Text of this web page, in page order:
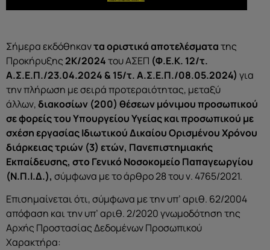
Σήμερα εκδόθηκαντα οριστικά αποτελέσματατης
Προκήρυξης2Κ/2024του ΑΣΕΠ (Φ.Ε.Κ. 12/τ.
Α.Σ.Ε.Π./23.04.2024 & 15/τ. Α.Σ.Ε.Π./08.05.2024) για
την πλήρωση με σειρά προτεραιότητας, μεταξύ
άλλων,διακοσίων (200) θέσεων μόνιμου προσωπικού
σε φορείς του Υπουργείου Υγείας και προσωπικού με
σχέση εργασίας Ιδιωτικού Δικαίου Ορισμένου Χρόνου
διάρκειας τριών (3) ετών, Πανεπιστημιακής
Εκπαίδευσης, στο Γενικό Νοσοκομείο Παπαγεωργίου
(Ν.Π.Ι.Δ.), σύμφωνα με το άρθρο 28 του ν. 4765/2021.
Επισημαίνεται ότι, σύμφωνα με την υπ’ αριθ. 62/2004
απόφαση και την υπ’ αριθ. 2/2020 γνωμοδότηση της
Αρχής Προστασίας Δεδομένων Προσωπικού
Χαρακτήρα: